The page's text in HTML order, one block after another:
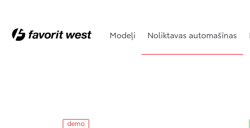
Modeļi Noliktavas automašīnas
demo